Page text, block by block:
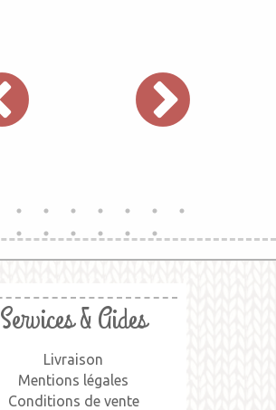
Services & Aides
Livraison
Mentions légales
Conditions de vente